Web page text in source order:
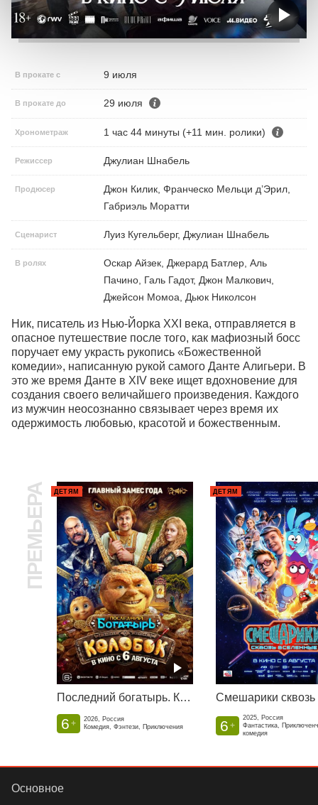
В прокате с 9 июля
В прокате до 29 июля
Хронометраж 1 час 44 минуты (+11 мин. ролики)
Режиссер Джулиан Шнабель
Продюсер
Джон Килик, Франческо Мельци д’Эрил,
Габриэль Моратти
Сценарист Луиз Кугельберг, Джулиан Шнабель
В ролях
Оскар Айзек, Джерард Батлер, Аль
Пачино, Галь Гадот, Джон Малкович,
Джейсон Момоа, Дьюк Николсон
Ник, писатель из Нью-Йорка XXI века, отправляется в
опасное путешествие после того, как мафиозный босс
поручает ему украсть рукопись «Божественной
комедии», написанную рукой самого Данте Алигьери. В
это же время Данте в XIV веке ищет вдохновение для
создания своего величайшего произведения. Каждого
из мужчин неосознанно связывает через время их
одержимость любовью, красотой и божественным.
ПРЕМЬЕРА ДЕТЯМ
Последний богатырь. Колобок
6 +
2026, Россия
Комедия, Фэнтези, Приключения
ДЕТЯМ
6 +
2025, Россия
Фантастика,
комедия
Основное